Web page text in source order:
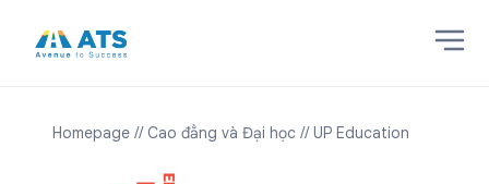
Homepage // Cao đẳng và Đại học // UP Education